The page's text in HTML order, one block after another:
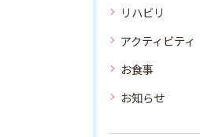
リハビリ
アクティビティ
お食事
お知らせ